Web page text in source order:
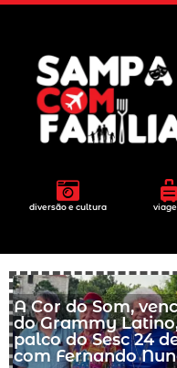
diversão e cultura
A Cor do Som,
do Grammy
palco do Sesc 24
com Fernando